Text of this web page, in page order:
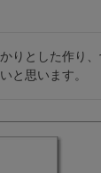
りとした作り
と思います。